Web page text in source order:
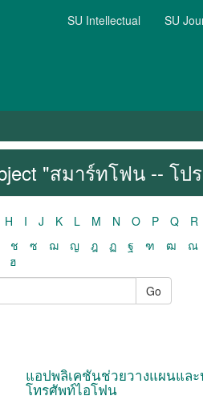
SU Intellectual SU
"สมาร์ทโฟน -- โ
H I J K L M N O P Q R
ช ซ ฌ ญ ฎ ฏ ฐ ฑ ฒ ณ
ฮ
Go
แอปพลิเคชันช่วยวางแผนแล
โทรศัพท์ไอโฟน